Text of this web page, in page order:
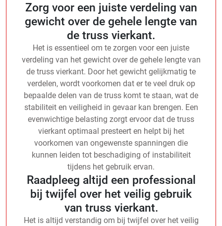
Zorg voor een juiste verdeling van
gewicht over de gehele lengte van
de truss vierkant.
Het is essentieel om te zorgen voor een juiste
verdeling van het gewicht over de gehele lengte van
de truss vierkant. Door het gewicht gelijkmatig te
verdelen, wordt voorkomen dat er te veel druk op
bepaalde delen van de truss komt te staan, wat de
stabiliteit en veiligheid in gevaar kan brengen. Een
evenwichtige belasting zorgt ervoor dat de truss
vierkant optimaal presteert en helpt bij het
voorkomen van ongewenste spanningen die
kunnen leiden tot beschadiging of instabiliteit
tijdens het gebruik ervan.
Raadpleeg altijd een professional
bij twijfel over het veilig gebruik
van truss vierkant.
Het is altijd verstandig om bij twijfel over het veilig